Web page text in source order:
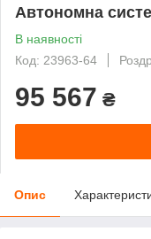
Автономна
В наявності
Код: 23963-64
95 567 ₴
Опис